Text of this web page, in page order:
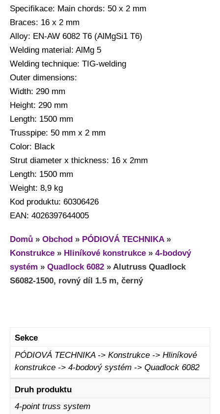
Specifikace: Main chords: 50 x 2 mm
Braces: 16 x 2 mm
Alloy: EN-AW 6082 T6 (AlMgSi1 T6)
Welding material: AlMg 5
Welding technique: TIG-welding
Outer dimensions:
Width: 290 mm
Height: 290 mm
Length: 1500 mm
Trusspipe: 50 mm x 2 mm
Color: Black
Strut diameter x thickness: 16 x 2mm
Length: 1500 mm
Weight: 8,9 kg
Kod produktu: 60306426
EAN: 4026397644005
Domů » Obchod » PÓDIOVÁ TECHNIKA»
Konstrukce » Hliníkové konstrukce » 4-bodový
systém » Quadlock 6082 » Alutruss Quadlock
S6082-1500, rovný díl 1.5 m, černý
Sekce
PÓDIOVÁ TECHNIKA -> Konstrukce -> Hliníkové
konstrukce -> 4-bodový systém -> Quadlock 6082
Druh produktu
4-point truss system